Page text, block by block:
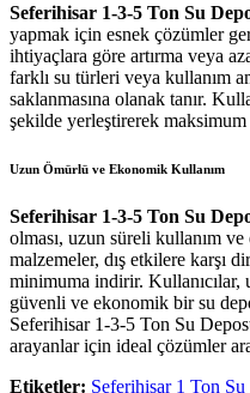
Seferihisar 1-3-5 Ton Su
yapmak için esnek çözümler
ihtiyaçlara göre artırma veya
farklı su türleri veya kullanım
saklanmasına olanak tanır.
şekilde yerleştirerek
Uzun Ömürlü ve Ekonomik Kullanım
Seferihisar 1-3-5 Ton Su
olması, uzun süreli kullanım
malzemeler, dış etkilere karşı
minimuma indirir. Kullanıcılar,
güvenli ve ekonomik bir su
Seferihisar 1-3-5 Ton Su
arayanlar için ideal çözümler
Etiketler: Seferihisar 1 Ton Su